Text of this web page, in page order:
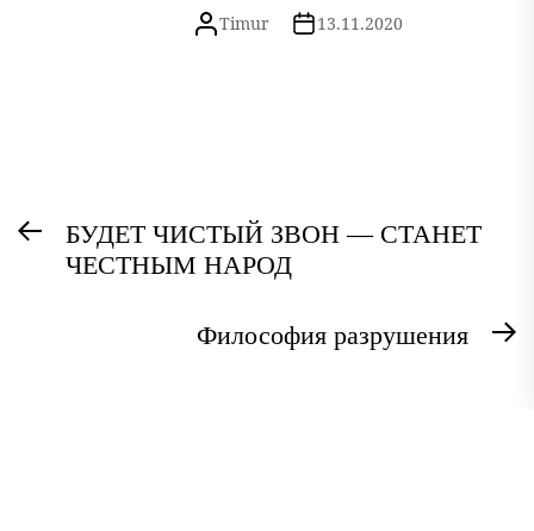
Timur 13.11.2020
Навигация
по
Предыдущая
запись:
БУДЕТ ЧИСТЫЙ ЗВОН — СТАНЕТ
ЧЕСТНЫМ НАРОД
Философия разрушения